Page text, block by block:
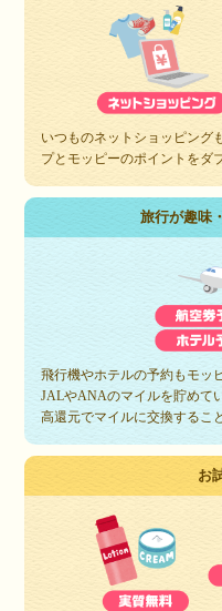
いつものネットショッピング
プとモッピーのポイントをダ
旅行が趣味
飛行機やホテルの予約もモッ
JALやANAのマイルを貯めて
高還元でマイルに交換するこ
お